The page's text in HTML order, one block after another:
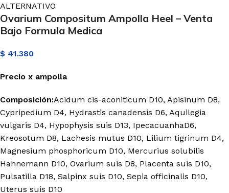
ALTERNATIVO
Ovarium Compositum Ampolla Heel – Venta
Bajo Formula Medica
$ 41.380
Precio x ampolla
Composición:Acidum cis-aconiticum D10, Apisinum D8,
Cypripedium D4, Hydrastis canadensis D6, Aquilegia
vulgaris D4, Hypophysis suis D13, IpecacuanhaD6,
Kreosotum D8, Lachesis mutus D10, Lilium tigrinum D4,
Magnesium phosphoricum D10, Mercurius solubilis
Hahnemann D10, Ovarium suis D8, Placenta suis D10,
Pulsatilla D18, Salpinx suis D10, Sepia officinalis D10,
Uterus suis D10